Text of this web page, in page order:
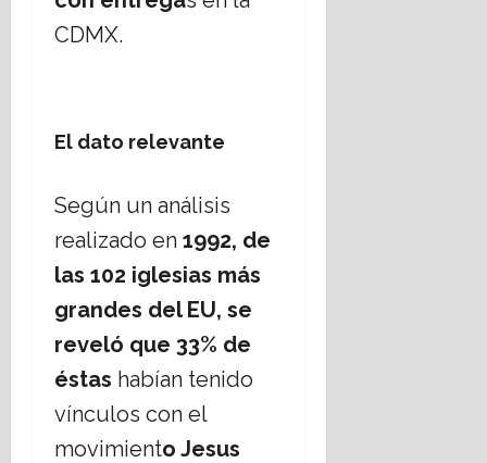
CDMX.
El dato relevante
Según un análisis
realizado en 1992, de
las 102 iglesias más
grandes del EU, se
reveló que 33% de
éstas habían tenido
vínculos con el
movimiento Jesus